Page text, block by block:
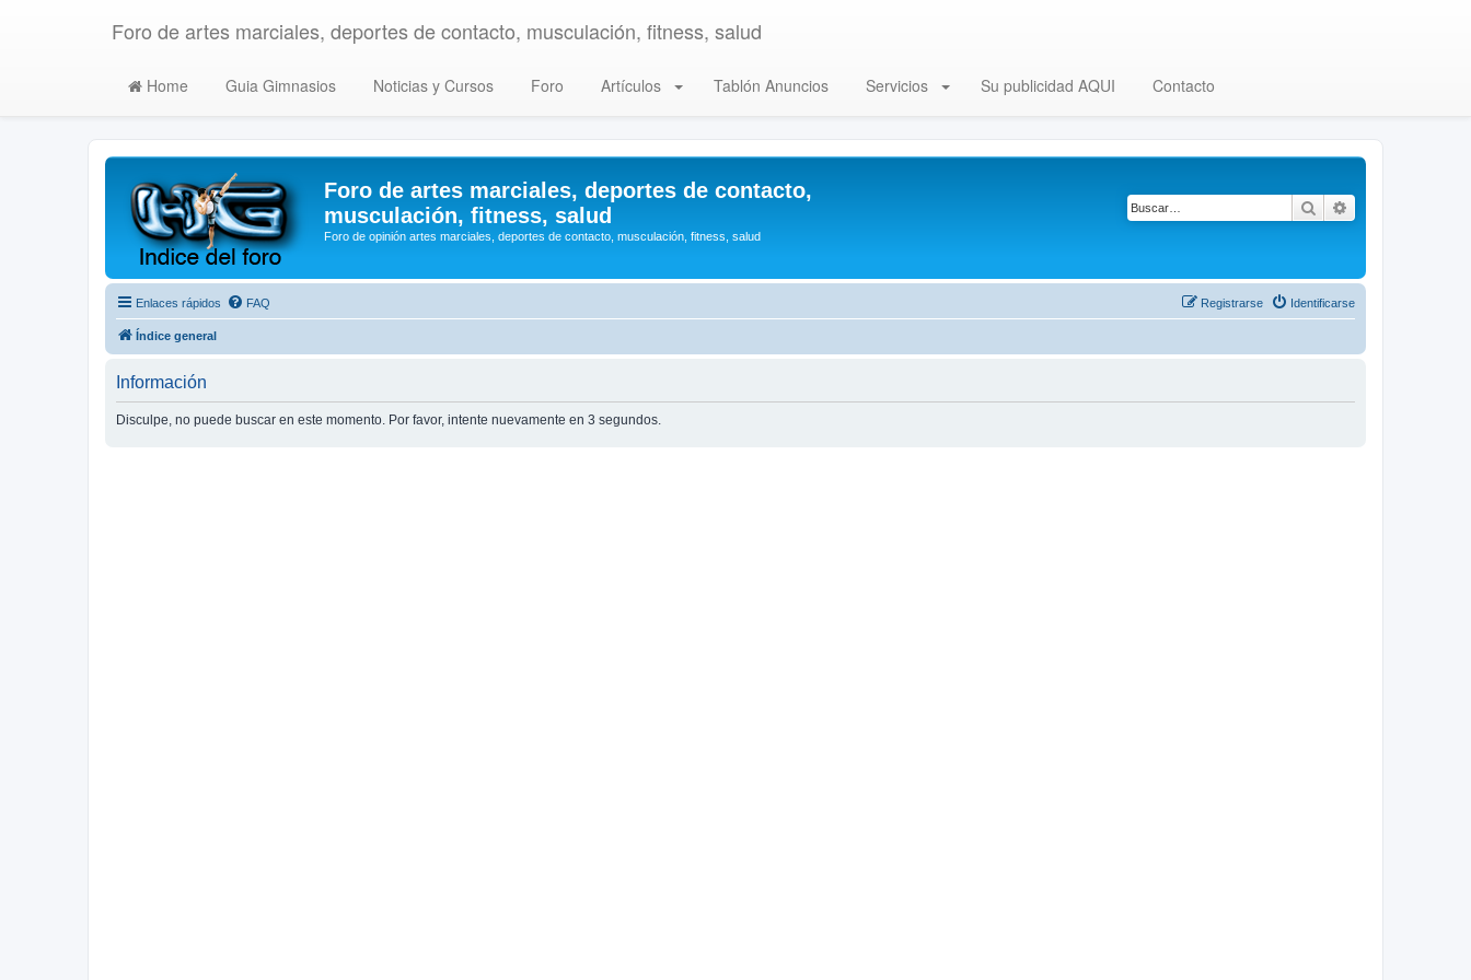
Foro de artes marciales, deportes de contacto, musculación, fitness, salud
Home Guia Gimnasios Noticias y Cursos Foro Artículos Tablón Anuncios Servicios Su publicidad AQUI Contacto
Foro de artes marciales, deportes de contacto,
musculación, fitness, salud
Foro de opinión artes marciales, deportes de contacto, musculación, fitness, salud
Buscar
Enlaces rápidos FAQ Identificarse
Registrarse
Índice general
Información
Disculpe, no puede buscar en este momento. Por favor, intente nuevamente en 3 segundos.